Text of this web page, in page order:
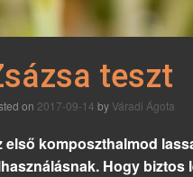
teszt
on 2017-09-14 by Váradi Ágota
első komposzthalmod
Hogy biztos